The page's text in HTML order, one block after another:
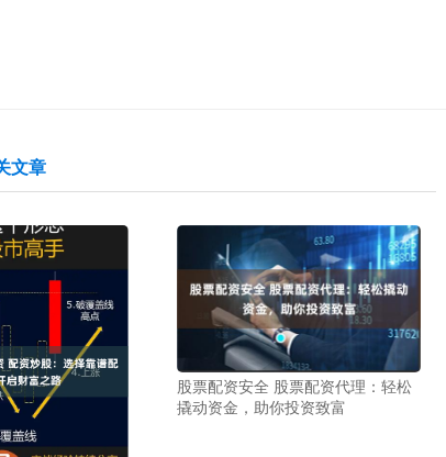
文章
股票配资安全 股票配资代理：轻松
撬动资金，助你投资致富